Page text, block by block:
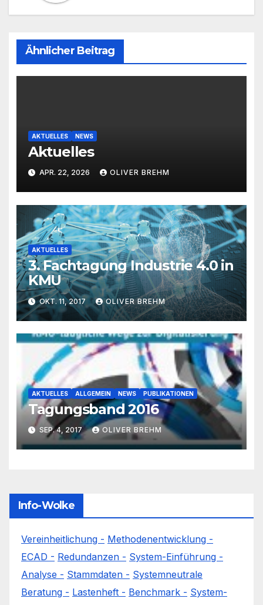
Ähnlicher Beitrag
AKTUELLES NEWS
Aktuelles
APR. 22, 2026 OLIVER BREHM
AKTUELLES
3. Fachtagung Industrie 4.0 in
KMU
OKT. 11, 2017 OLIVER BREHM
AKTUELLES ALLGEMEIN NEWS PUBLIKATIONEN
Tagungsband 2016
SEP. 4, 2017 OLIVER BREHM
Info-Wolke
Vereinheitlichung - Methodenentwicklung -
ECAD - Redundanzen - System-Einführung -
Analyse - Stammdaten - Systemneutrale
Beratung - Lastenheft - Benchmark - System-